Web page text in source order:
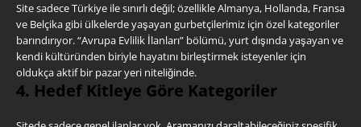
Site sadece Türkiye ile sınırlı değil; özellikle Almanya, Hollanda, Fransa
ve Belçika gibi ülkelerde yaşayan gurbetçilerimiz için özel kategoriler
barındırıyor. “Avrupa Evlilik İlanları” bölümü, yurt dışında yaşayan ve
kendi kültüründen biriyle hayatını birleştirmek isteyenler için
oldukça aktif bir pazar yeri niteliğinde.
4. Hedef Kitleye Göre Kategoriler